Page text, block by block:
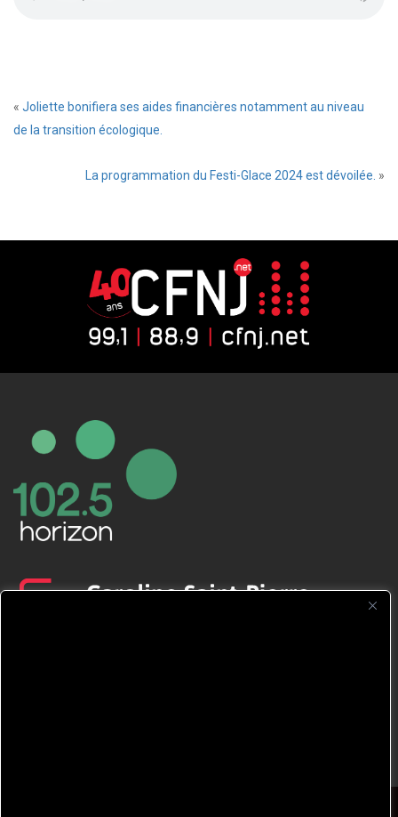
« Joliette bonifiera ses aides financières notamment au niveau
de la transition écologique.
La programmation du Festi-Glace 2024 est dévoilée. »